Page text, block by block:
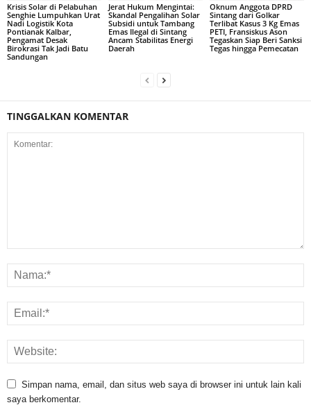
Krisis Solar di Pelabuhan
Senghie Lumpuhkan Urat
Nadi Logistik Kota
Pontianak Kalbar,
Pengamat Desak
Birokrasi Tak Jadi Batu
Sandungan
Jerat Hukum Mengintai:
Skandal Pengalihan Solar
Subsidi untuk Tambang
Emas Ilegal di Sintang
Ancam Stabilitas Energi
Daerah
Oknum Anggota DPRD
Sintang dari Golkar
Terlibat Kasus 3 Kg Emas
PETI, Fransiskus Ason
Tegaskan Siap Beri Sanksi
Tegas hingga Pemecatan
TINGGALKAN KOMENTAR
Simpan nama, email, dan situs web saya di browser ini untuk lain kali
saya berkomentar.